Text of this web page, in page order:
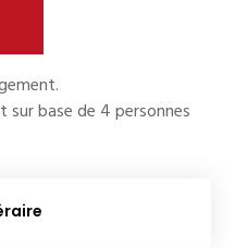
base de 4 personnes